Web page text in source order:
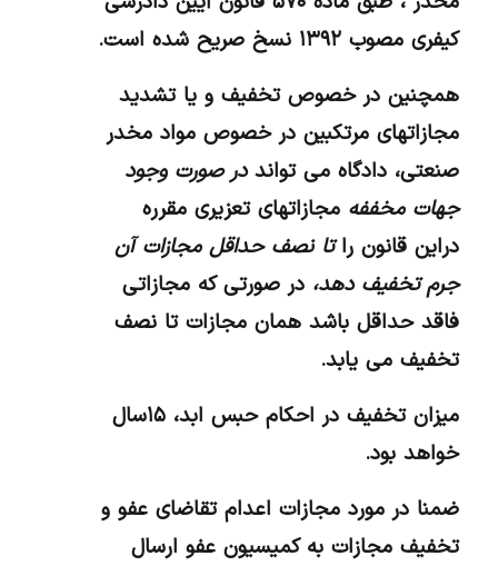
کیفری مصوب ۱۳۹۲ نسخ صریح شده است.
همچنین در خصوص تخفیف و یا تشدید
مجازاتهای مرتکبین در خصوص مواد مخدر
صنعتی، دادگاه می توانددر صورت وجود
جهات مخففه مجازاتهای تعزیری مقرره
دراین قانون راتا نصف حداقل مجازات آن
جرم تخفیف دهد، در صورتی که مجازاتی
فاقد حداقل باشد همان مجازات تا نصف
تخفیف می یابد.
میزان تخفیف در احکام حبس ابد، ۱۵سال
خواهد بود.
ضمنا در مورد مجازات اعدام تقاضای عفو و
تخفیف مجازات به کمیسیون عفو ارسال